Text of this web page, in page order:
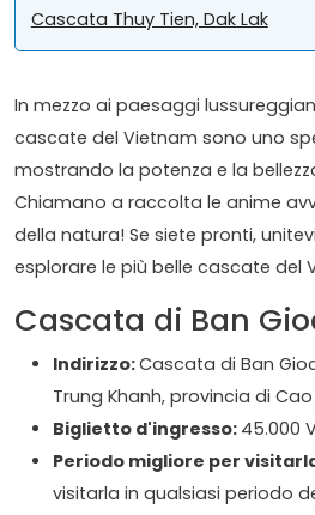
Cascata Thuy Tien, Dak Lak
In mezzo ai paesaggi
cascate del Vietnam sono uno
mostrando la potenza e la
Chiamano a raccolta le anime
della natura! Se siete pronti,
esplorare le più belle cascate del
Cascata di Ban
Indirizzo:Cascata di Ban
Trung Khanh, provincia di
Biglietto d'ingresso: 45.000
Periodo migliore per
visitarla in qualsiasi periodo